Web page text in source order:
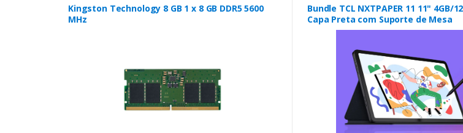
Kingston Technology 8 GB 1 x 8 GB DDR5 5600
MHz
Bundle TCL NXTPAPER 11 11" 4GB/
Capa Preta com Suporte de Mesa